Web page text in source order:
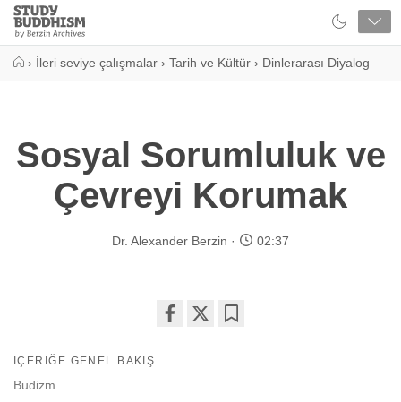
Close
Study
Buddhism
› İleri seviye çalışmalar › Tarih ve Kültür › Dinlerarası Diyalog
Sosyal Sorumluluk ve
Çevreyi Korumak
Dr. Alexander Berzin 02:37
İÇERIĞE GENEL BAKIŞ
Budizm